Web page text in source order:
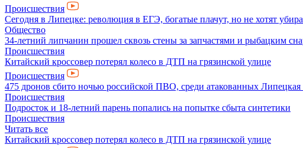
Происшествия
Сегодня в Липецке: революция в ЕГЭ, богатые плачут, но не хотят
Общество
34-летний липчанин прошел сквозь стены за запчастями и рыбацким
Происшествия
Китайский кроссовер потерял колесо в ДТП на грязинской улице
Происшествия
475 дронов сбито ночью российской ПВО, среди атакованных Липецкая
Происшествия
Подросток и 18-летний парень попались на попытке сбыта синтетики
Происшествия
Читать все
Китайский кроссовер потерял колесо в ДТП на грязинской улице